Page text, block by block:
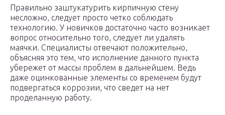
Правильно заштукатурить кирпичную стену
несложно, следует просто четко соблюдать
технологию. У новичков достаточно часто возникает
вопрос относительно того, следует ли удалять
маячки. Специалисты отвечают положительно,
объясняя это тем, что исполнение данного пункта
убережет от массы проблем в дальнейшем. Ведь
даже оцинкованные элементы со временем будут
подвергаться коррозии, что сведет на нет
проделанную работу.